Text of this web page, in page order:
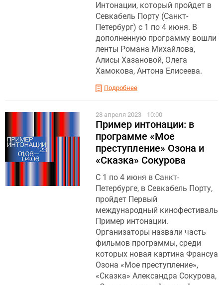
Интонации, который пройдет в
Севкабель Порту (Санкт-
Петербург) с 1 по 4 июня. В
дополненную программу вошли
ленты Романа Михайлова,
Алисы Хазановой, Олега
Хамокова, Антона Елисеева.
Подробнее
28 апреля 2023 10:00
Пример интонации: в
программе «Мое
преступление» Озона и
«Сказка» Сокурова
С 1 по 4 июня в Санкт-
Петербурге, в Севкабель Порту,
пройдет Первый
международный кинофестиваль
Пример интонации.
Организаторы назвали часть
фильмов программы, среди
которых новая картина Франсуа
Озона «Мое преступление»,
«Сказка» Александра Сокурова,